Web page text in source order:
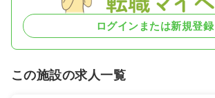
ログインまたは新規登録
この施設の求人一覧